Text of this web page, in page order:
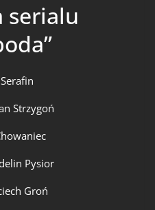
serialu
Strzygoń
Pysior
Groń